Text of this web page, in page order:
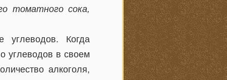
томатного сока,
углеводов. Когда
углеводов в своем
алкоголя,